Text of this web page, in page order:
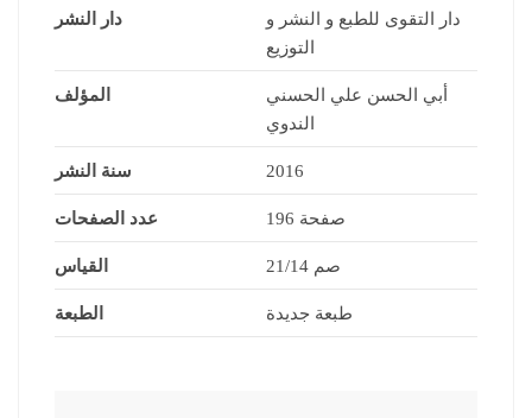
دار النشر
دار التقوى للطبع و النشر و
التوزيع
المؤلف
أبي الحسن علي الحسني
الندوي
سنة النشر 2016
عدد الصفحات 196 صفحة
القياس 21/14 صم
الطبعة طبعة جديدة